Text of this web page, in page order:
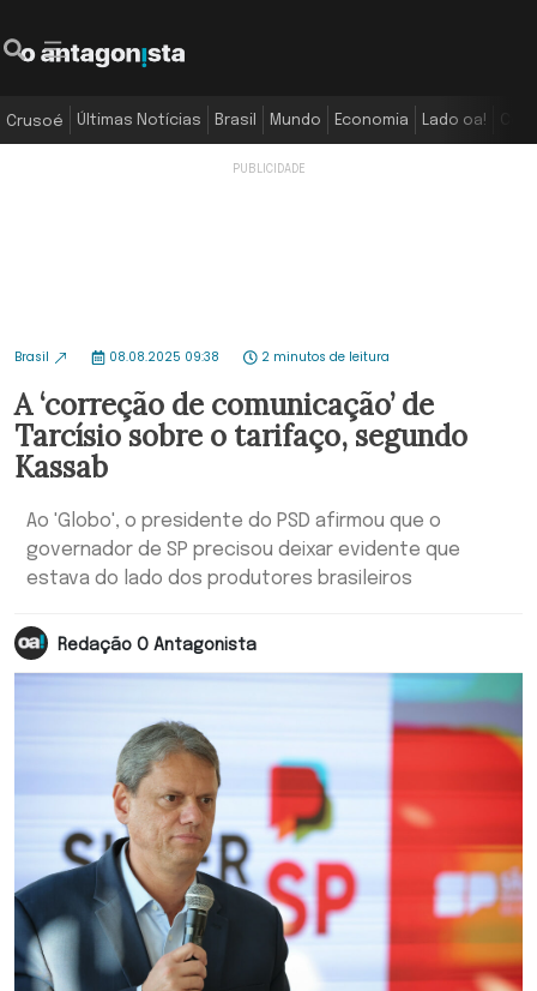
Crusoé Últimas Notícias Brasil Mundo Economia Lado oa!
Brasil 08.08.2025 09:38 2 minutos de leitura
A ‘correção de comunicação’ de
Tarcísio sobre o tarifaço, segundo
Kassab
Ao 'Globo', o presidente do PSD afirmou que o
governador de SP precisou deixar evidente que
estava do lado dos produtores brasileiros
Redação O Antagonista